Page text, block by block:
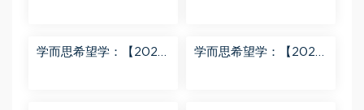
学而思希望学：【2024
学而思希望学：【2023